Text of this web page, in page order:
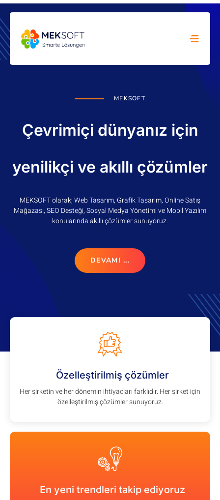
MEKSOFT
Çevrimiçi dünyanız için
yenilikçi ve akıllı çözümler
MEKSOFT olarak; Web Tasarım, Grafik Tasarım, Online Satış
Mağazası, SEO Desteği, Sosyal Medya Yönetimi ve Mobil Yazılım
konularında akıllı çözümler sunuyoruz.
DEVAMI ...
Özelleştirilmiş çözümler
Her şirketin ve her dönemin ihtiyaçları farklıdır. Her şirket için
özelleştirilmiş çözümler sunuyoruz.
En yeni trendleri takip ediyoruz